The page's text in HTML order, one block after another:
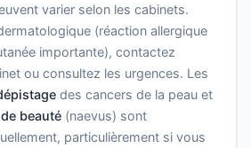
varier selon les cabinets.
(réaction allergique
importante), contactez
ou consultez les urgences. Les
des cancers de la peau et
beauté (naevus) sont
particulièrement si vous